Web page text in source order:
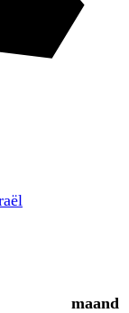
maand